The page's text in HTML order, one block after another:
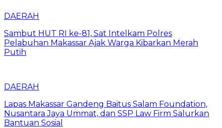
DAERAH
Sambut HUT RI ke-81, Sat Intelkam Polres
Pelabuhan Makassar Ajak Warga Kibarkan Merah
Putih
DAERAH
Lapas Makassar Gandeng Baitus Salam Foundation,
Nusantara Jaya Ummat, dan SSP Law Firm Salurkan
Bantuan Sosial